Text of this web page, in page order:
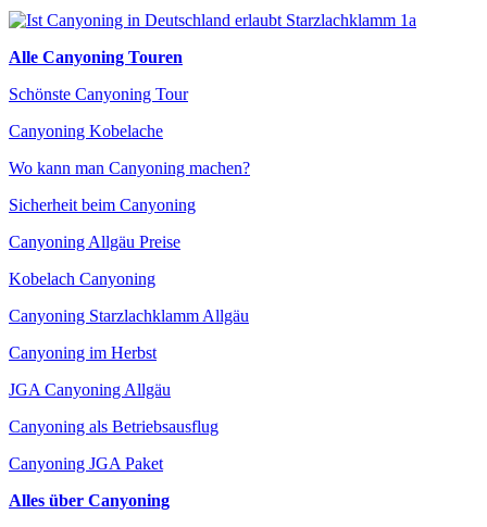
Alle Canyoning Touren
Schönste Canyoning Tour
Canyoning Kobelache
Wo kann man Canyoning machen?
Sicherheit beim Canyoning
Canyoning Allgäu Preise
Kobelach Canyoning
Canyoning Starzlachklamm Allgäu
Canyoning im Herbst
JGA Canyoning Allgäu
Canyoning als Betriebsausflug
Canyoning JGA Paket
Alles über Canyoning